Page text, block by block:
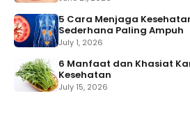
5 Cara Menjaga
Sederhana Paling Ampuh
July 1, 2026
6 Manfaat dan Khasiat
Kesehatan
July 15, 2026